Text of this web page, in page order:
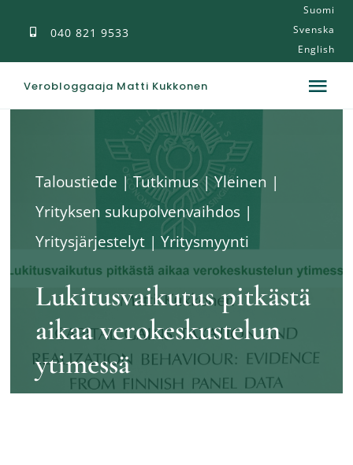
040 821 9533
Suomi
Svenska
English
Verobloggaaja Matti Kukkonen
Julkaisut
Tietoa
Palvelut
Ota yhteyttä
Taloustiede |Tutkimus|Yleinen |
Yrityksen sukupolvenvaihdos|
Yritysjärjestelyt| Yritysmyynti
Lukitusvaikutus pitkästä
aikaa verokeskustelun
ytimessä